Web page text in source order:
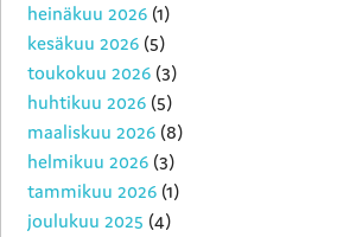
heinäkuu 2026 (1)
kesäkuu 2026 (5)
toukokuu 2026 (3)
huhtikuu 2026 (5)
maaliskuu 2026 (8)
helmikuu 2026 (3)
tammikuu 2026 (1)
joulukuu 2025 (4)